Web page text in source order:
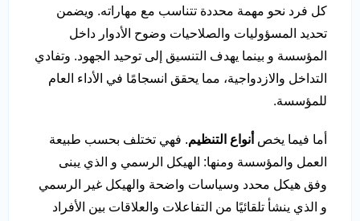
كل فرد نحو مهمة محددة تتناسب مع مهاراته. ويضمن
تحديد المسؤوليات والصلاحيات وضوح الأدوار داخل
المؤسسة و بينما يهدف التنسيق إلى توحيد الجهود. وتفادي
التداخل والازدواجية، مما يحقق انسجامًا في الأداء العام
للمؤسسة.
أما فيما يخص أنواع التنظيم. فهي تختلف بحسب طبيعة
العمل والمؤسسة ومنها: الهيكل الرسمي و الذي يبنى
وفق هيكل محدد وسياسات واضحة والهيكل غير الرسمي
و الذي ينشأ تلقائيًا من التفاعلات والعلاقات بين الأفراد